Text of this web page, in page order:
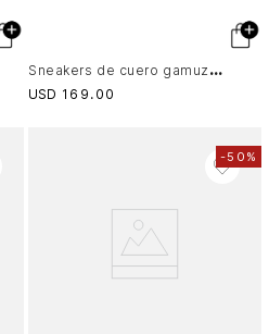
S
neakers de cuero gamuzado para hombre Breeze
USD 169 . 00
-50%